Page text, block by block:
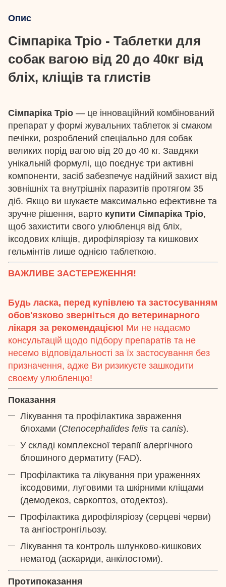
Опис
Сімпаріка Тріо - Таблетки для
собак вагою від 20 до 40кг від
бліх, кліщів та глистів
Сімпаріка Тріо — це інноваційний комбінований
препарат у формі жувальних таблеток зі смаком
печінки, розроблений спеціально для собак
великих порід вагою від 20 до 40 кг. Завдяки
унікальній формулі, що поєднує три активні
компоненти, засіб забезпечує надійний захист від
зовнішніх та внутрішніх паразитів протягом 35
діб. Якщо ви шукаєте максимально ефективне та
зручне рішення, варто купити Сімпаріка Тріо,
щоб захистити свого улюбленця від бліх,
іксодових кліщів, дирофіляріозу та кишкових
гельмінтів лише однією таблеткою.
ВАЖЛИВЕ ЗАСТЕРЕЖЕННЯ!
Будь ласка, перед купівлею та застосуванням
обов'язково зверніться до ветеринарного
лікаря за рекомендацією! Ми не надаємо
консультацій щодо підбору препаратів та не
несемо відповідальності за їх застосування без
призначення, адже Ви ризикуєте зашкодити
своєму улюбленцю!
Показання
Лікування та профілактика зараження
блохами (Ctenocephalides felis та canis).
У складі комплексної терапії алергічного
блошиного дерматиту (FAD).
Профілактика та лікування при ураженнях
іксодовими, луговими та шкірними кліщами
(демодекоз, саркоптоз, отодектоз).
Профілактика дирофіляріозу (серцеві черви)
та ангіостронгільозу.
Лікування та контроль шлунково-кишкових
нематод (аскариди, анкілостоми).
Протипоказання